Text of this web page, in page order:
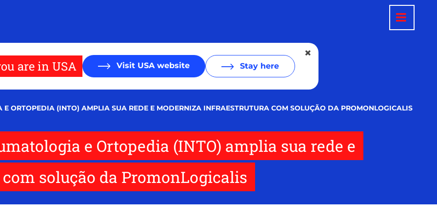
are in USA Visit USA website Stay here
ORTOPEDIA (INTO) AMPLIA SUA REDE E MODERNIZA INFRAESTRUTURA COM SOLUÇÃO DA PROMONLOGICALIS
e Ortopedia (INTO) amplia sua rede e
solução da PromonLogicalis